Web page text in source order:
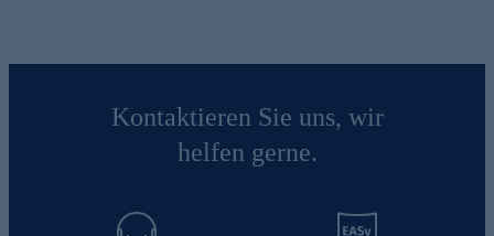
Kontaktieren Sie uns, wir
helfen gerne.